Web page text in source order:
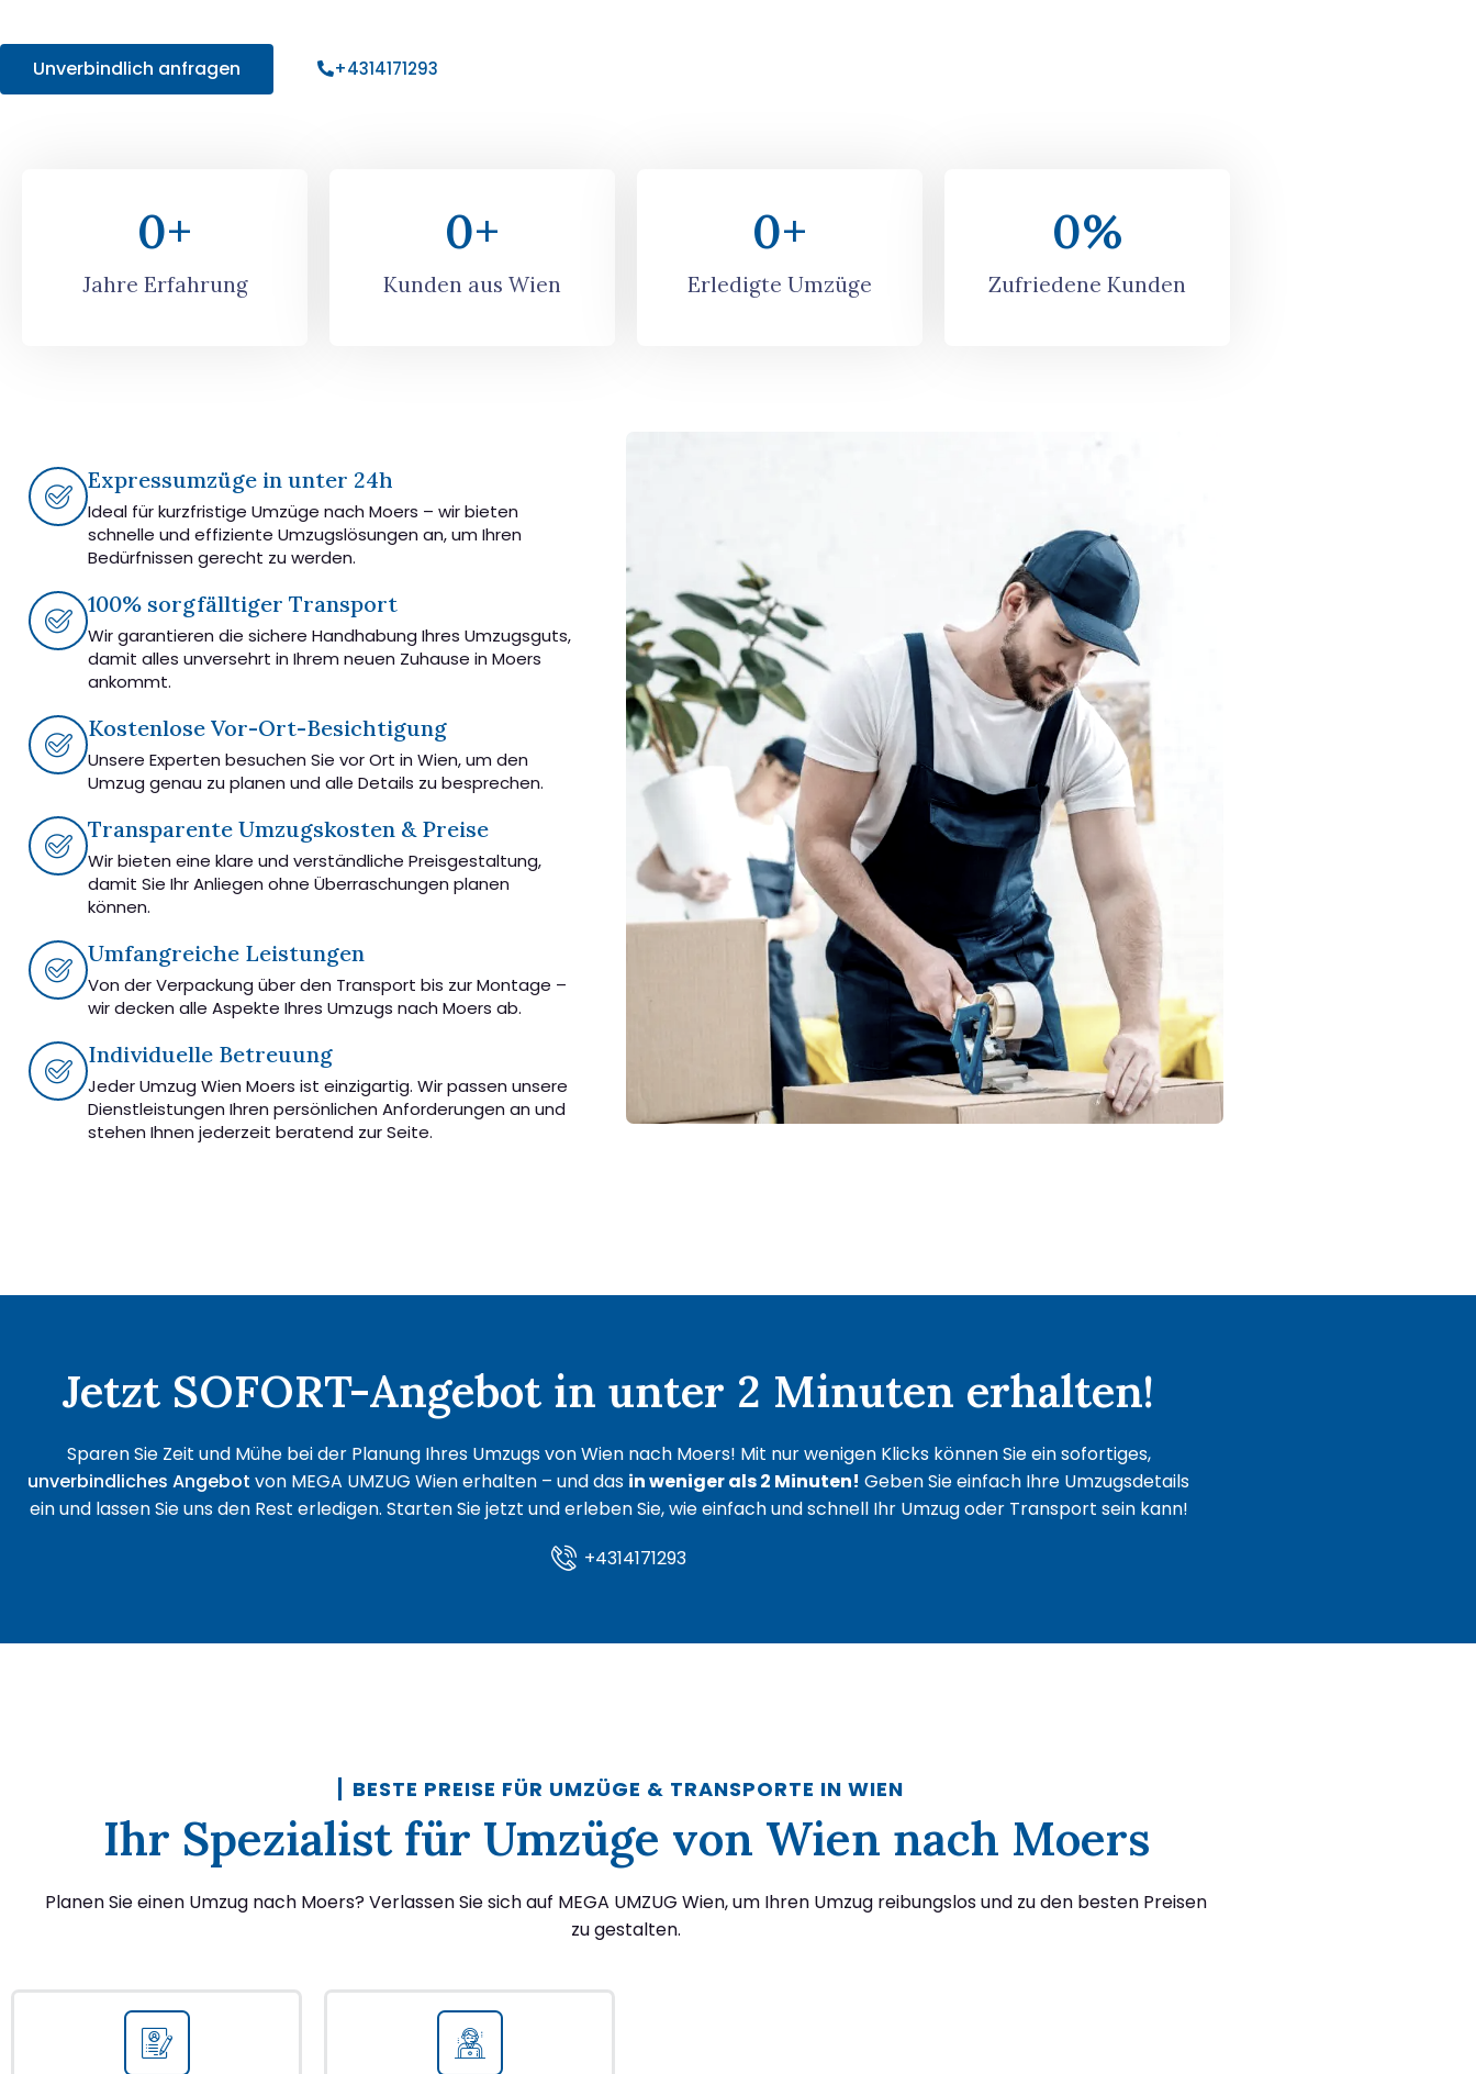
Unverbindlich anfragen +4314171293
Jahre Erfahrung
0+
Kunden aus Wien
0+
Erledigte Umzüge
0+
Zufriedene Kunden
0%
Expressumzüge in unter 24h
Ideal für kurzfristige Umzüge nach Moers – wir bieten
schnelle und effiziente Umzugslösungen an, um Ihren
Bedürfnissen gerecht zu werden.
100% sorgfälltiger Transport
Wir garantieren die sichere Handhabung Ihres Umzugsguts,
damit alles unversehrt in Ihrem neuen Zuhause in Moers
ankommt.
Kostenlose Vor-Ort-Besichtigung
Unsere Experten besuchen Sie vor Ort in Wien, um den
Umzug genau zu planen und alle Details zu besprechen.
Transparente Umzugskosten & Preise
Wir bieten eine klare und verständliche Preisgestaltung,
damit Sie Ihr Anliegen ohne Überraschungen planen
können.
Umfangreiche Leistungen
Von der Verpackung über den Transport bis zur Montage –
wir decken alle Aspekte Ihres Umzugs nach Moers ab.
Individuelle Betreuung
Jeder Umzug Wien Moers ist einzigartig. Wir passen unsere
Dienstleistungen Ihren persönlichen Anforderungen an und
stehen Ihnen jederzeit beratend zur Seite.
Jetzt SOFORT-Angebot in unter 2 Minuten erhalten!
Sparen Sie Zeit und Mühe bei der Planung Ihres Umzugs von Wien nach Moers! Mit nur wenigen Klicks können Sie ein sofortiges,
unverbindliches Angebot von MEGA UMZUG Wien erhalten – und das in weniger als 2 Minuten! Geben Sie einfach Ihre Umzugsdetails
ein und lassen Sie uns den Rest erledigen. Starten Sie jetzt und erleben Sie, wie einfach und schnell Ihr Umzug oder Transport sein kann!
+4314171293
BESTE PREISE FÜR UMZÜGE & TRANSPORTE IN WIEN
Ihr Spezialist für Umzüge von Wien nach Moers
Planen Sie einen Umzug nach Moers? Verlassen Sie sich auf MEGA UMZUG Wien, um Ihren Umzug reibungslos und zu den besten Preisen
zu gestalten.